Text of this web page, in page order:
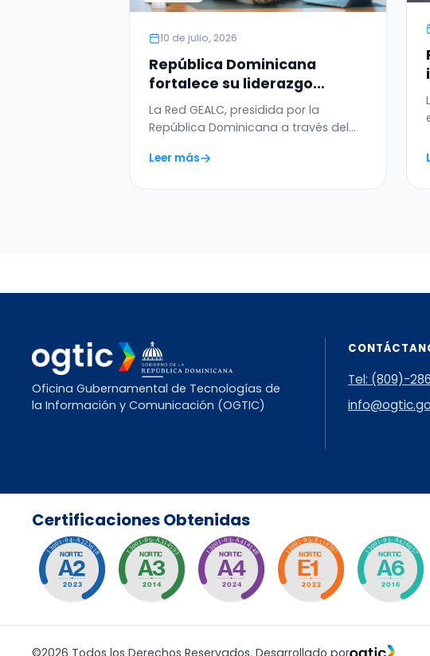
10 de julio, 2026
República Dominicana
fortalece su liderazgo
regional en transformación
digital con el WSIS Prize 2026
otorgado a la Red GEALC
La Red GEALC, presidida por la
República Dominicana a través del
Leer más
Oficina Gubernamental de Tecnologías de
la Información y Comunicación (OGTIC)
Tel: (809)-
Certificaciones Obtenidas